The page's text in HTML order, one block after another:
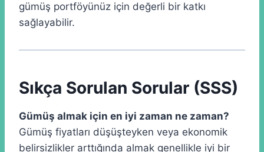
gümüş portföyünüz için değerli bir katkı
sağlayabilir.
Sıkça Sorulan Sorular (SSS)
Gümüş almak için en iyi zaman ne zaman?
Gümüş fiyatları düşüşteyken veya ekonomik
belirsizlikler arttığında almak genellikle iyi bir